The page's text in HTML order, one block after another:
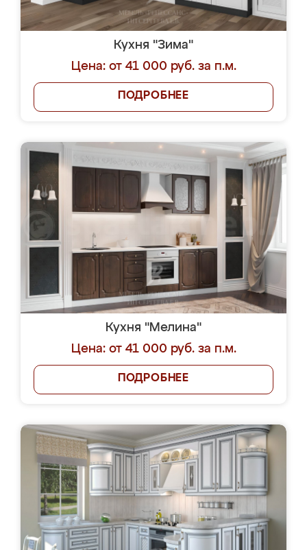
Кухня "Зима"
Цена: от 41 000 руб. за п.м.
ПОДРОБНЕЕ
Кухня "Мелина"
Цена: от 41 000 руб. за п.м.
ПОДРОБНЕЕ